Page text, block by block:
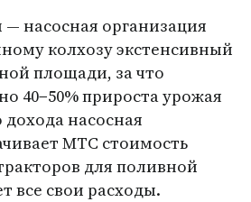
насосная организация
колхозу экстенсивный
площади, за что
40−50% прироста урожая
насосная
МТС стоимость
для поливной
все свои расходы.